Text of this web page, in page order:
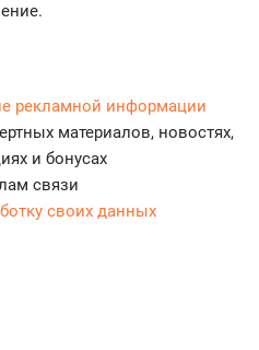
рекламной информации
материалов, новостях,
и бонусах
связи
своих данных